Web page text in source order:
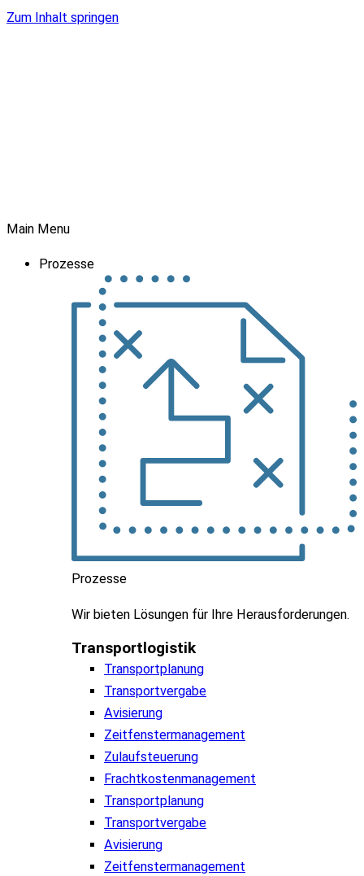
Zum Inhalt springen
Main Menu
Prozesse
Prozesse
Wir bieten Lösungen für Ihre Herausforderungen.
Transportlogistik
Transportplanung
Transportvergabe
Avisierung
Zeitfenstermanagement
Zulaufsteuerung
Frachtkostenmanagement
Transportplanung
Transportvergabe
Avisierung
Zeitfenstermanagement